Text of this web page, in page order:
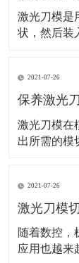
激光刀模是
状，然后装
旧模具的调
齐一致就可
2021-07-26
保养激光
激光刀模在
出所需的模
的操作机械
先的方法，
2021-07-26
激光刀模
随着数控，
应用也越来